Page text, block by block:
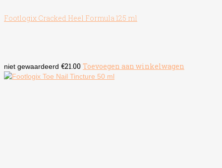
Footlogix Cracked Heel Formula 125 ml
niet gewaardeerd €21.00 Toevoegen aan winkelwagen